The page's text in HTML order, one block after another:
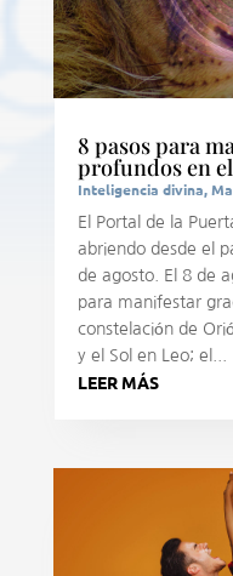
8 pasos para
profundos en
Inteligencia divina,
El Portal de la
abriendo desde el
de agosto. El 8 de
para manifestar
constelación de
y el Sol en Leo; el...
LEER MÁS